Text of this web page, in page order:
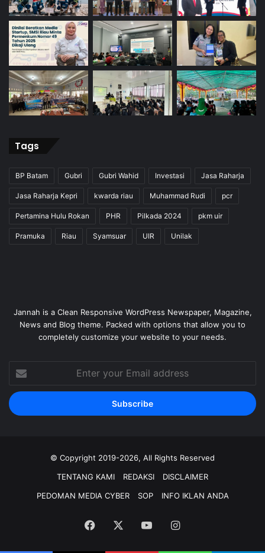
Tags
BP Batam Gubri Gubri Wahid Investasi Jasa Raharja
Jasa Raharja Kepri kwarda riau Muhammad Rudi pcr
Pertamina Hulu Rokan PHR Pilkada 2024 pkm uir
Pramuka Riau Syamsuar UIR Unilak
Jannah is a Clean Responsive WordPress Newspaper, Magazine,
News and Blog theme. Packed with options that allow you to
completely customize your website to your needs.
your
Email
address
© Copyright 2019-2026, All Rights Reserved
TENTANG KAMI
REDAKSI
DISCLAIMER
PEDOMAN MEDIA CYBER
SOP INFO IKLAN ANDA
Facebook YouTubeInstagram